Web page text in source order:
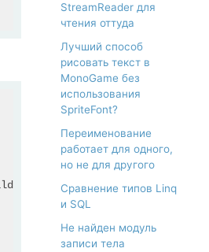
StreamReader для
чтения оттуда
Лучший способ
рисовать текст в
MonoGame без
использования
SpriteFont?
Переименование
работает для одного,
но не для другого
Сравнение типов Linq
и SQL
Не найден модуль
записи тела